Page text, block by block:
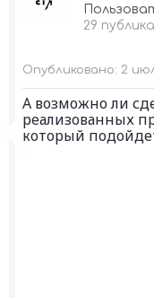
29
Опубликовано: 2
А возможно ли
реализованных
который